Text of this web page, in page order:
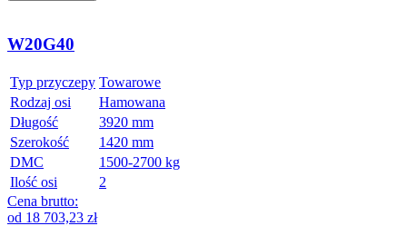
W20G40
Typ przyczepy Towarowe
Rodzaj osi
Hamowana
Długość
3920 mm
Szerokość
1420 mm
DMC
1500-2700 kg
Ilość osi
2
Cena brutto:
od 18 703,23 zł